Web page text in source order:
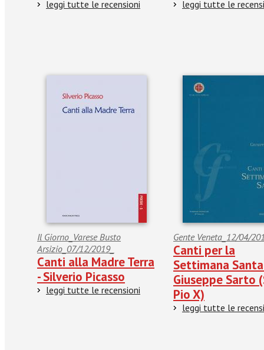
leggi tutte le recensioni leggi tutte le
Il Giorno_Varese Busto
Arsizio_07/12/2019_
Canti alla Madre Terra
- Silverio Picasso
leggi tutte le recensioni
Gente Veneta_12/04/
Canti per la
Settimana
Giuseppe Sarto
Pio X)
leggi tutte le